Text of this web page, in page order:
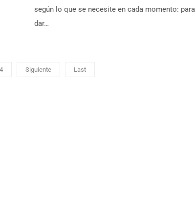
según lo que se necesite en cada momento: para
dar…
4 Siguiente Last